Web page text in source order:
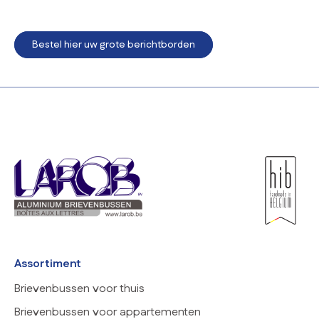
Bestel hier uw grote berichtborden
Assortiment
Brievenbussen voor thuis
Brievenbussen voor appartementen